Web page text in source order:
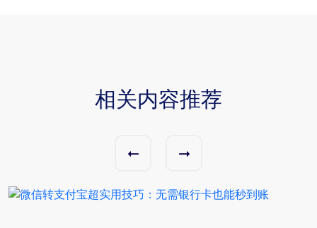
相关内容推荐